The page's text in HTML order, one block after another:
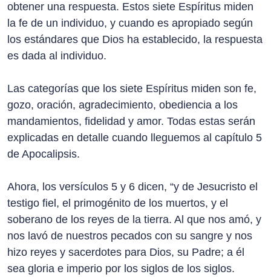
obtener una respuesta. Estos siete Espíritus miden
la fe de un individuo, y cuando es apropiado según
los estándares que Dios ha establecido, la respuesta
es dada al individuo.
Las categorías que los siete Espíritus miden son fe,
gozo, oración, agradecimiento, obediencia a los
mandamientos, fidelidad y amor. Todas estas serán
explicadas en detalle cuando lleguemos al capítulo 5
de Apocalipsis.
Ahora, los versículos 5 y 6 dicen, “y de Jesucristo el
testigo fiel, el primogénito de los muertos, y el
soberano de los reyes de la tierra. Al que nos amó, y
nos lavó de nuestros pecados con su sangre y nos
hizo reyes y sacerdotes para Dios, su Padre; a él
sea gloria e imperio por los siglos de los siglos.